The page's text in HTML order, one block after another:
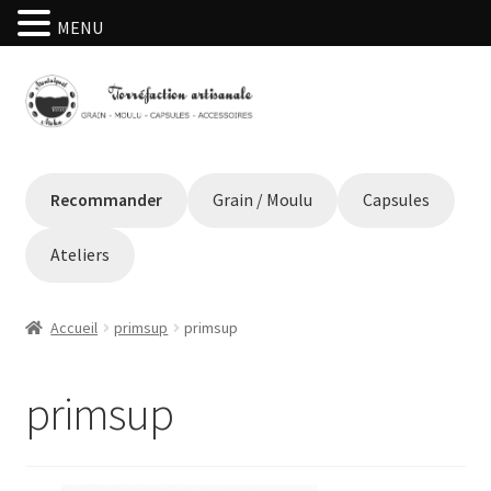
Aller
à
Aller
au
Recommander Grain / Moulu Capsules
Ateliers
Accueil primsup primsup
primsup
MENU